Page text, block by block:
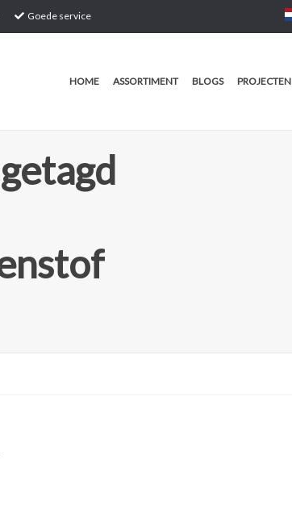
Goede service
HOME ASSORTIMENT BLOGS PROJECTEN